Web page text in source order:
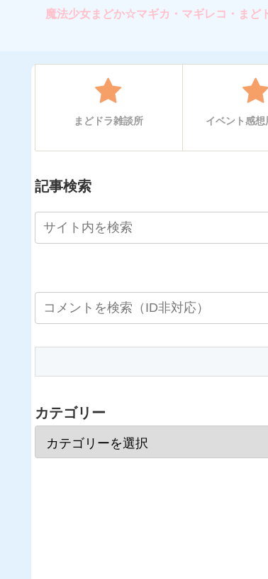
魔法少女まどか☆マギカ・マギレコ・まど
まどドラ雑談所 イベント感想
記事検索
カテゴリー